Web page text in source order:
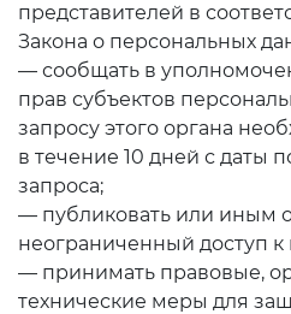
представителей в
Закона о персональных
— сообщать в
прав субъектов
запросу этого органа
в течение 10 дней с даты
запроса;
— публиковать или иным
неограниченный доступ
— принимать правовые,
технические меры для